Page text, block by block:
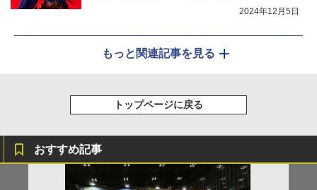
2024年12月5日
もっと関連記事を見る
トップページに戻る
おすすめ記事